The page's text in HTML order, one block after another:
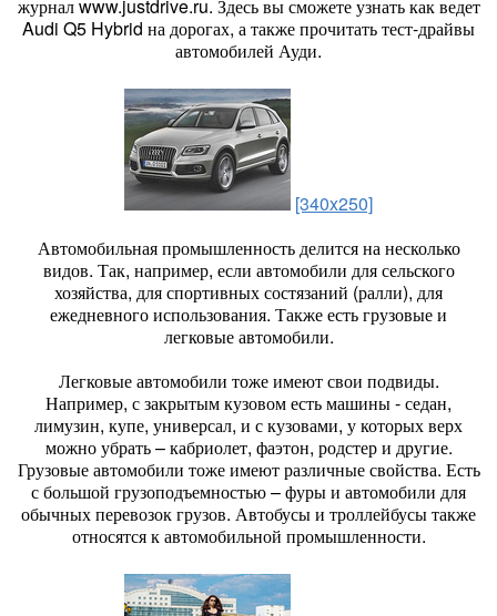
журнал www.justdrive.ru. Здесь вы сможете узнать как ведет
Audi Q5 Hybrid на дорогах, а также прочитать тест-драйвы
автомобилей Ауди.
[340x250]
Автомобильная промышленность делится на несколько
видов. Так, например, если автомобили для сельского
хозяйства, для спортивных состязаний (ралли), для
ежедневного использования. Также есть грузовые и
легковые автомобили.
Легковые автомобили тоже имеют свои подвиды.
Например, с закрытым кузовом есть машины - седан,
лимузин, купе, универсал, и с кузовами, у которых верх
можно убрать – кабриолет, фаэтон, родстер и другие.
Грузовые автомобили тоже имеют различные свойства. Есть
с большой грузоподъемностью – фуры и автомобили для
обычных перевозок грузов. Автобусы и троллейбусы также
относятся к автомобильной промышленности.